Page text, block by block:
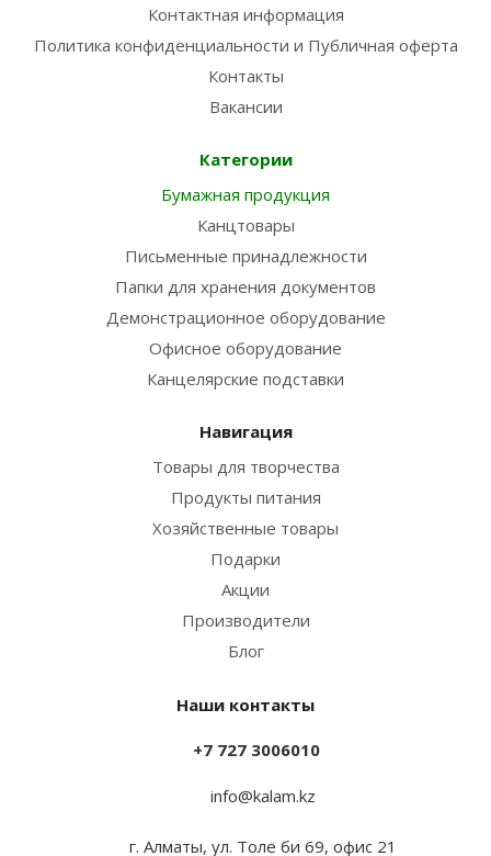
Контактная информация
Политика конфиденциальности и Публичная оферта
Контакты
Вакансии
Категории
Бумажная продукция
Канцтовары
Письменные принадлежности
Папки для хранения документов
Демонстрационное оборудование
Офисное оборудование
Канцелярские подставки
Навигация
Товары для творчества
Продукты питания
Хозяйственные товары
Подарки
Акции
Производители
Блог
Наши контакты
+7 727 3006010
info@kalam.kz
г. Алматы, ул. Толе би 69, офис 21